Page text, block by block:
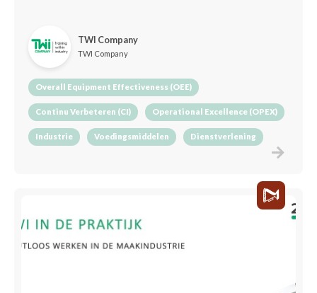
TWI Company
TWI Company
Overall Equipment Effectiveness (OEE)
Continu Verbeteren (CI) Operational Excellence (OPEX)
Industrie Voedingsmiddelen Dienstverlening